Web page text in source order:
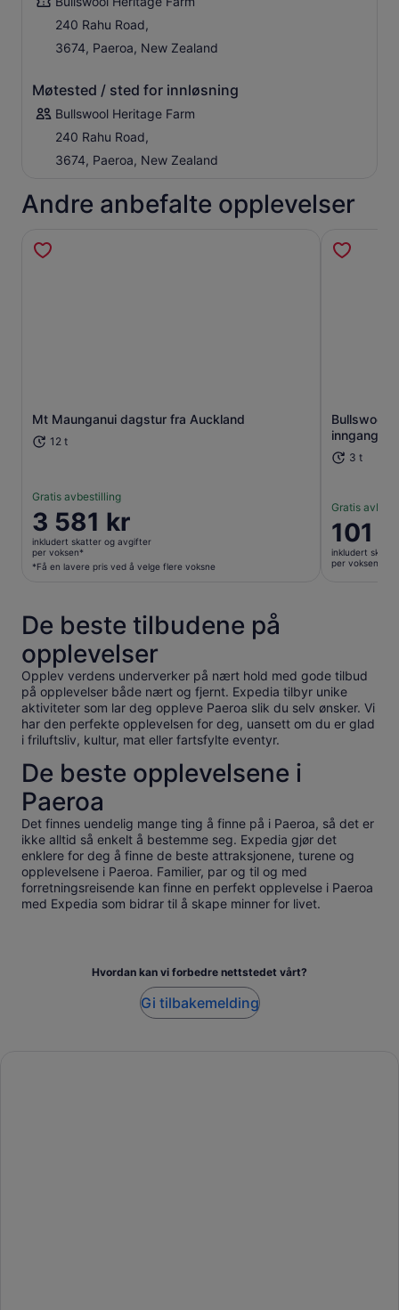
240 Rahu Road,
3674, Paeroa, New Zealand
Møtested / sted for innløsning
Bullswool Heritage Farm
240 Rahu Road,
3674, Paeroa, New Zealand
Andre anbefalte opplevelser
Mt Maunganui dagstur fra Auckland
12 t
Gratis avbestilling
Prisen
er
3 581 kr
per
en
lavere
pris
ved
å
velge
flere
voksne
3 581 kr
inkludert skatter og avgifter
per voksen*
*Få en lavere pris ved å velge flere voksne
Åpnes i en ny fane
Bullswool
3 t
Gratis
Prisen
er
101 kr
101
inkludert
per voksen
De beste tilbudene på
opplevelser
Opplev verdens underverker på nært hold med gode tilbud
på opplevelser både nært og fjernt. Expedia tilbyr unike
aktiviteter som lar deg oppleve Paeroa slik du selv ønsker. Vi
har den perfekte opplevelsen for deg, uansett om du er glad
i friluftsliv, kultur, mat eller fartsfylte eventyr.
De beste opplevelsene i
Paeroa
Det finnes uendelig mange ting å finne på i Paeroa, så det er
ikke alltid så enkelt å bestemme seg. Expedia gjør det
enklere for deg å finne de beste attraksjonene, turene og
opplevelsene i Paeroa. Familier, par og til og med
forretningsreisende kan finne en perfekt opplevelse i Paeroa
med Expedia som bidrar til å skape minner for livet.
Hvordan kan vi forbedre nettstedet vårt?
Gi tilbakemelding